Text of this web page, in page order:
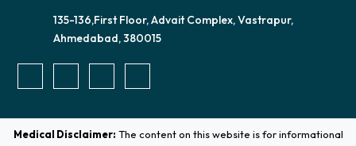
135-136,First Floor, Advait Complex, Vastrapur,
Ahmedabad, 380015
Medical Disclaimer: The content on this website is for informational